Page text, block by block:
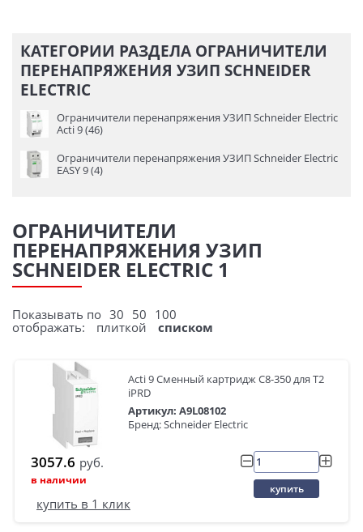
КАТЕГОРИИ РАЗДЕЛА ОГРАНИЧИТЕЛИ
ПЕРЕНАПРЯЖЕНИЯ УЗИП SCHNEIDER
ELECTRIC
Ограничители перенапряжения УЗИП Schneider Electric
Acti 9 (46)
Ограничители перенапряжения УЗИП Schneider Electric
EASY 9 (4)
ОГРАНИЧИТЕЛИ
ПЕРЕНАПРЯЖЕНИЯ УЗИП
SCHNEIDER ELECTRIC 1
Показывать по 30 50 100
отображать:
плиткой списком
Acti 9 Сменный картридж C8-350 для Т2
iPRD
Артикул: A9L08102
Бренд: Schneider Electric
3057.6 руб.
в наличии
купить
купить в 1 клик